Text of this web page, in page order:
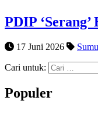
PDIP
17 Juni 2026
Cari untuk:
Populer